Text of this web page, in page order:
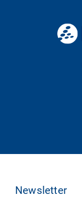
Newsletter